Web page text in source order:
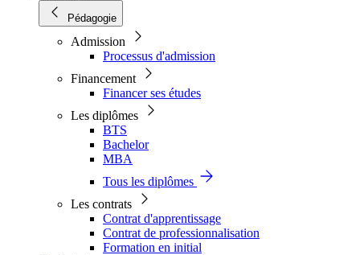
Pédagogie
Admission
Processus d'admission
Financement
Financer ses études
Les diplômes
BTS
Bachelor
MBA
Tous les diplômes
Les contrats
Contrat d'apprentissage
Contrat de professionnalisation
Formation en initial